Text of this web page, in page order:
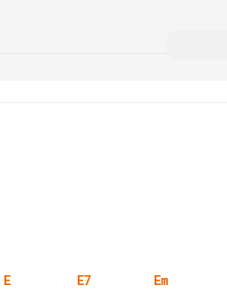
E E7 Em